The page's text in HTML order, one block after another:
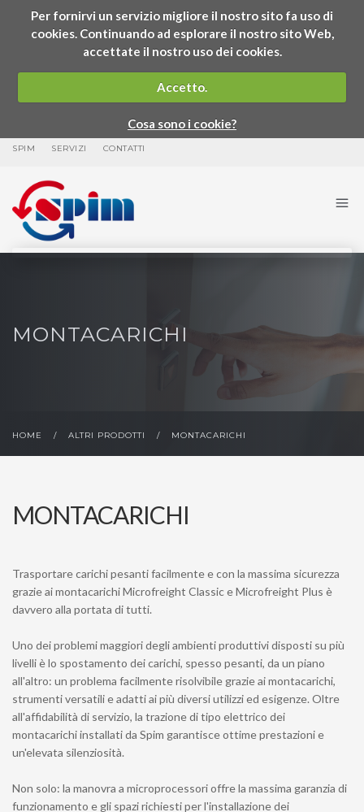
Per fornirvi un servizio migliore il nostro sito fa uso di
cookies. Continuando ad esplorare il nostro sito Web,
accettate il nostro uso dei cookies.
Accetto.
Cosa sono i cookie?
SPIM SERVIZI CONTATTI
MONTACARICHI
HOME / ALTRI PRODOTTI / MONTACARICHI
MONTACARICHI
Trasportare carichi pesanti facilmente e con la massima sicurezza
grazie ai montacarichi Microfreight Classic e Microfreight Plus è
davvero alla portata di tutti.
Uno dei problemi maggiori degli ambienti produttivi disposti su più
livelli è lo spostamento dei carichi, spesso pesanti, da un piano
all'altro: un problema facilmente risolvibile grazie ai montacarichi,
strumenti versatili e adatti ai più diversi utilizzi ed esigenze. Oltre
all'affidabilità di servizio, la trazione di tipo elettrico dei
montacarichi installati da Spim garantisce ottime prestazioni e
un'elevata silenziosità.
Non solo: la manovra a microprocessori offre la massima garanzia di
funzionamento e gli spazi richiesti per l'installazione dei